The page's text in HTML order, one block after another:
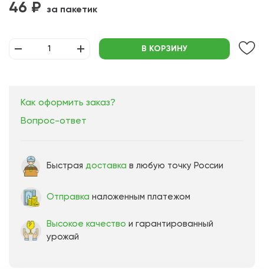
46 ₽ за пакетик
В КОРЗИНУ
Как оформить заказ?
Вопрос-ответ
Быстрая доставка в любую точку России
Отправка наложенным платежом
Высокое качество и гарантированный
урожай